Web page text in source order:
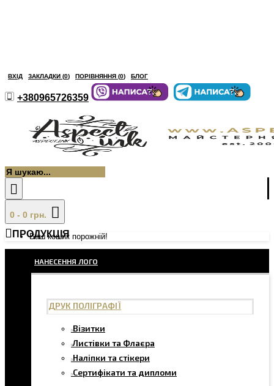
ВХІД ЗАКЛАДКИ (0) ПОРІВНЯННЯ (0) БЛОГ
+380965726359
0 - 0 грн.
Ваш кошик порожній!
ПРОДУКЦІЯ
НАНЕСЕННЯ ЛОГО
ДРУК ПОЛІГРАФІЇ
Візитки
Листівки та Флаєра
Наліпки та стікери
Сертифікати та дипломи